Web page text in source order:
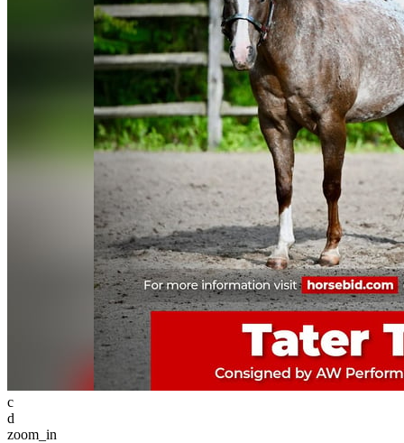
c
d
zoom_in